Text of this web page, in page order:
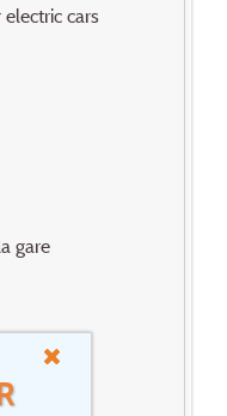
cars
gare